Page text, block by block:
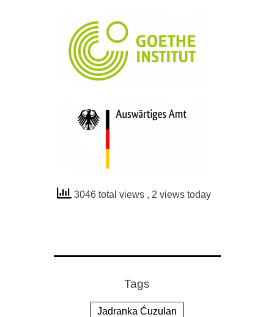
3046 total views , 2 views today
Tags
Jadranka Ćuzulan